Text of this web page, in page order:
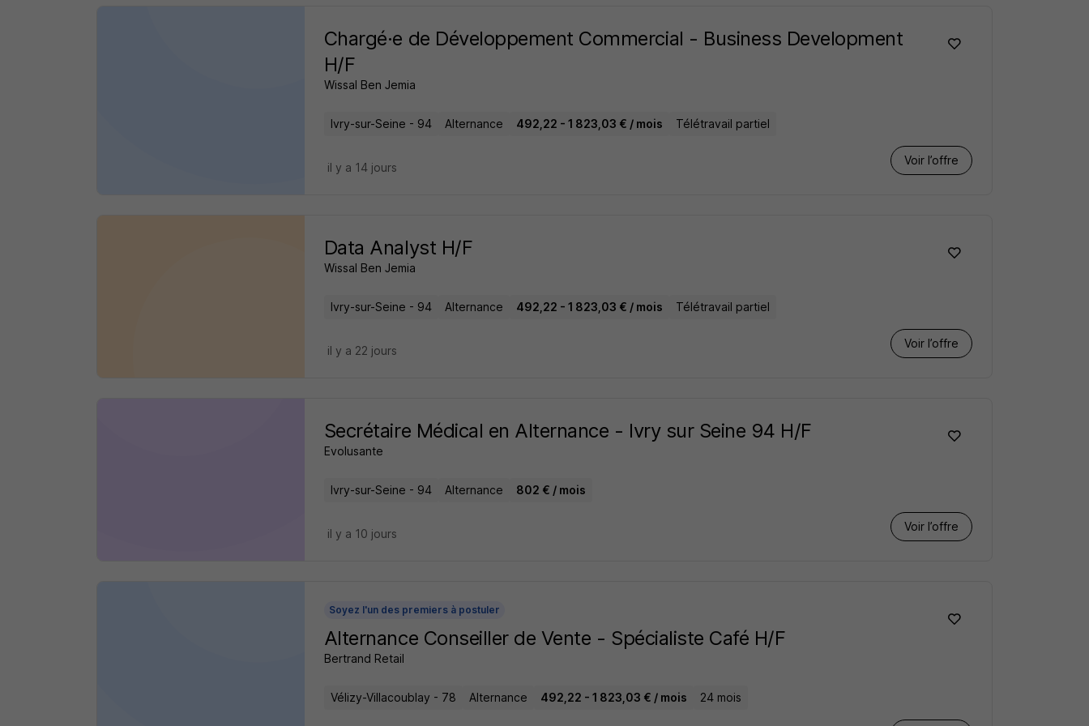
Chargé·e de Développement Commercial - Business Development
H/F
Wissal Ben Jemia
Ivry-sur-Seine - 94 Alternance 492,22 - 1 823,03 € / mois Télétravail partiel
Voir l’offre
il y a 14 jours
Data Analyst H/F
Wissal Ben Jemia
Ivry-sur-Seine - 94 Alternance 492,22 - 1 823,03 € / mois Télétravail partiel
Voir l’offre
il y a 22 jours
Secrétaire Médical en Alternance - Ivry sur Seine 94 H/F
Evolusante
Ivry-sur-Seine - 94 Alternance 802 € / mois
Voir l’offre
il y a 10 jours
Soyez l'un des premiers à postuler
Alternance Conseiller de Vente - Spécialiste Café H/F
Bertrand Retail
Vélizy-Villacoublay - 78 Alternance 492,22 - 1 823,03 € / mois 24 mois